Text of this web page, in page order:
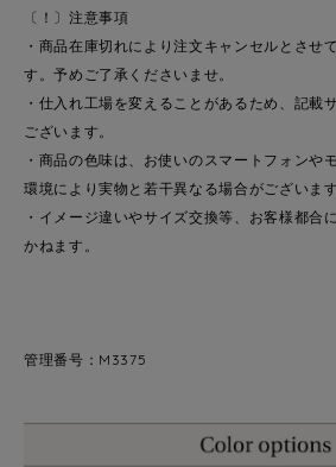
〔！〕注意事項
・商品在庫切れにより注文キャンセルとさせ
す。予めご了承くださいませ。
・仕入れ工場を変えることがあるため、記載
ございます。
・商品の色味は、お使いのスマートフォンや
環境により実物と若干異なる場合がございます
・イメージ違いやサイズ交換等、お客様都合
かねます。
管理番号：M3375